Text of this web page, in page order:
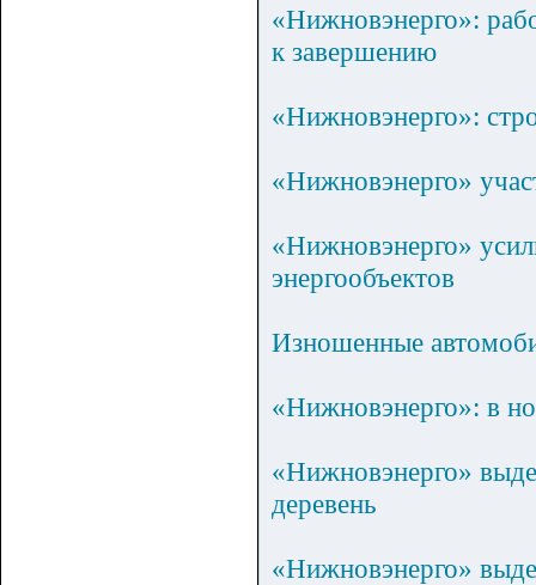
«Нижновэнерго»:
к завершению
«Нижновэнерго»:
«Нижновэнерго»
«Нижновэнерго»
энергообъектов
Изношенные
«Нижновэнерго»: в
«Нижновэнерго»
деревень
«Нижновэнерго»